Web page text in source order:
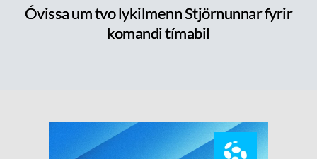
Óvissa um tvo lykilmenn Stjörnunnar fyrir
komandi tímabil